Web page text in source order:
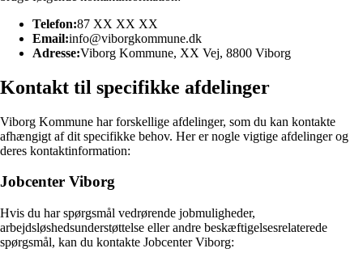
Telefon:87 XX XX XX
Email:info@viborgkommune.dk
Adresse:Viborg Kommune, XX Vej, 8800 Viborg
Kontakt til specifikke afdelinger
Viborg Kommune har forskellige afdelinger, som du kan kontakte
afhængigt af dit specifikke behov. Her er nogle vigtige afdelinger og
deres kontaktinformation:
Jobcenter Viborg
Hvis du har spørgsmål vedrørende jobmuligheder,
arbejdsløshedsunderstøttelse eller andre beskæftigelsesrelaterede
spørgsmål, kan du kontakte Jobcenter Viborg: